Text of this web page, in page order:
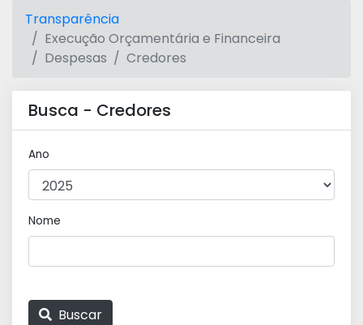
Transparência
Execução Orçamentária e Financeira
Despesas
Credores
Busca - Credores
Ano
Nome
Buscar